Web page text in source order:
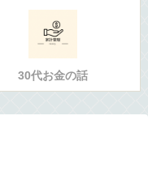
30代お金の話